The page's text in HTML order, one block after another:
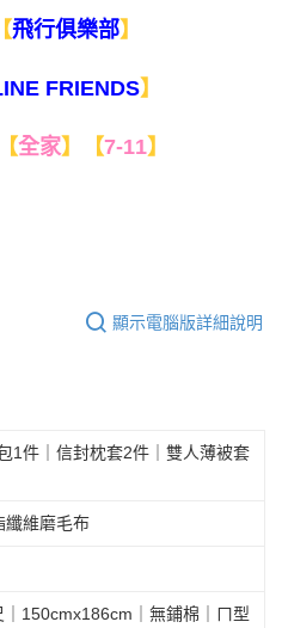
飛行俱樂部】
FRIENDS】
【全家】 【7-11】
顯示電腦版詳細說明
1件｜信封枕套2件｜雙人薄被套
維磨毛布
150cmx186cm｜無鋪棉｜ㄇ型